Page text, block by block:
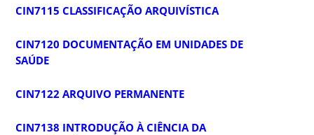
CIN7115 CLASSIFICAÇÃO ARQUIVÍSTICA
CIN7120 DOCUMENTAÇÃO EM UNIDADES DE
SAÚDE
CIN7122 ARQUIVO PERMANENTE
CIN7138 INTRODUÇÃO À CIÊNCIA DA